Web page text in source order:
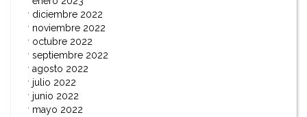
diciembre 2022
noviembre 2022
octubre 2022
septiembre 2022
agosto 2022
julio 2022
junio 2022
mayo 2022